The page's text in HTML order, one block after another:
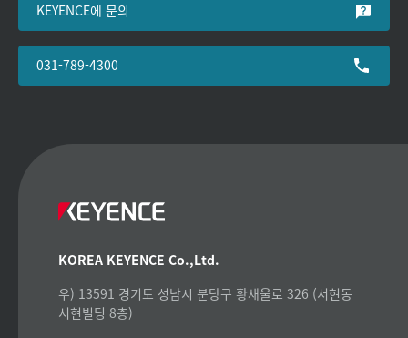
KEYENCE에 문의
031-789-4300
KOREA KEYENCE Co.,Ltd.
우) 13591 경기도 성남시 분당구 황새울로 326 (서현동
서현빌딩 8층)